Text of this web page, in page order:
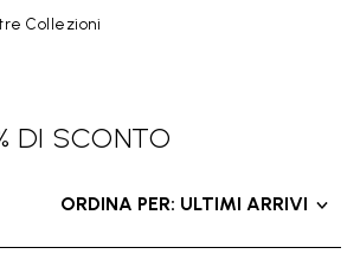
Collezioni
DI SCONTO
ORDINA PER: ULTIMI ARRIVI